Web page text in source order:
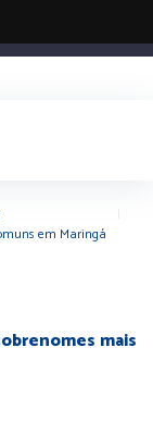
em Maringá
mais